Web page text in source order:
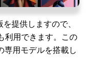
提供しますので、
利用できます。この
専用モデルを搭載し